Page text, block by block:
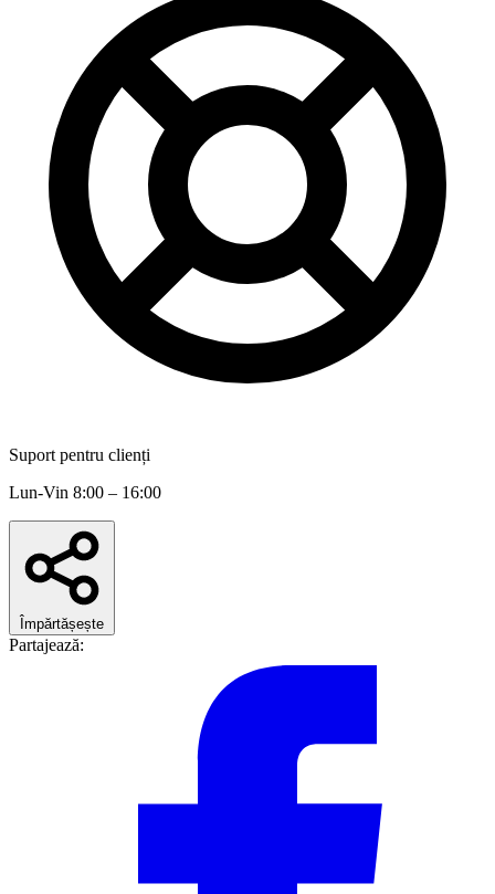
Suport pentru clienți
Lun-Vin 8:00 – 16:00
Împărtășește
Partajează: